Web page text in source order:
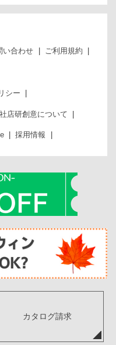
い合わせ ご利用規約
シー
店研創意について
採用情報
カタログ請求